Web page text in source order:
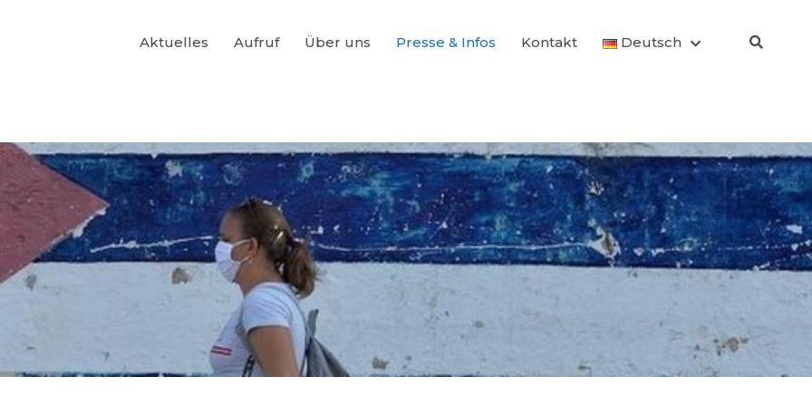
Aktuelles Aufruf Über uns Presse & Infos Kontakt Deutsch